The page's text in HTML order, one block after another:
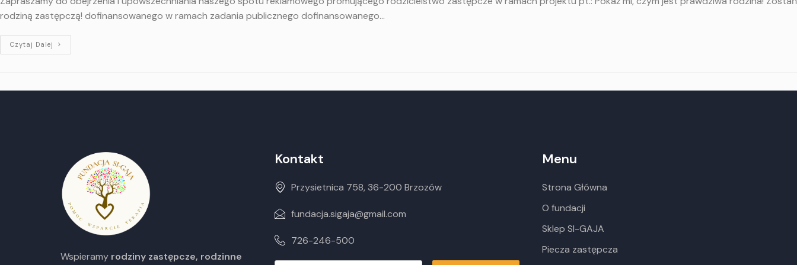
rodziną zastępczą! dofinansowanego w ramach zadania publicznego dofinansowanego…
Czytaj Dalej
Wspieramy rodziny zastępcze, rodzinne
Kontakt
Przysietnica 758, 36-200 Brzozów
fundacja.sigaja@gmail.com
726-246-500
Menu
Strona Główna
O fundacji
Sklep SI-GAJA
Piecza zastępcza